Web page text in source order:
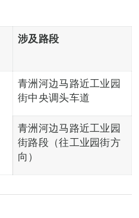
涉及路段
青洲河边马路近工业园
街中央调头车道
青洲河边马路近工业园
街路段（往工业园街方
向）